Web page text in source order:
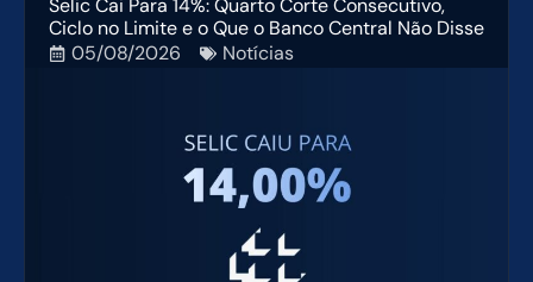
Selic Cai Para 14%: Quarto Corte Consecutivo,
Ciclo no Limite e o Que o Banco Central Não Disse
05/08/2026
Notícias